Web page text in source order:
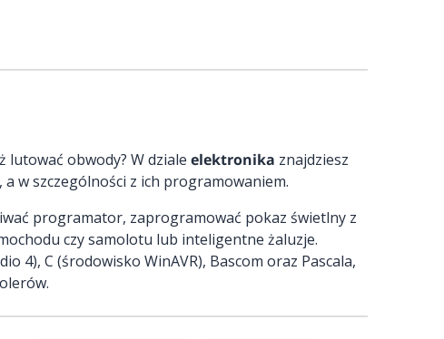
lutować obwody? W dziale elektronika znajdziesz
w szczególności z ich programowaniem.
programator, zaprogramować pokaz świetlny z
czy samolotu lub inteligentne żaluzje.
4), C (środowisko WinAVR), Bascom oraz Pascala,